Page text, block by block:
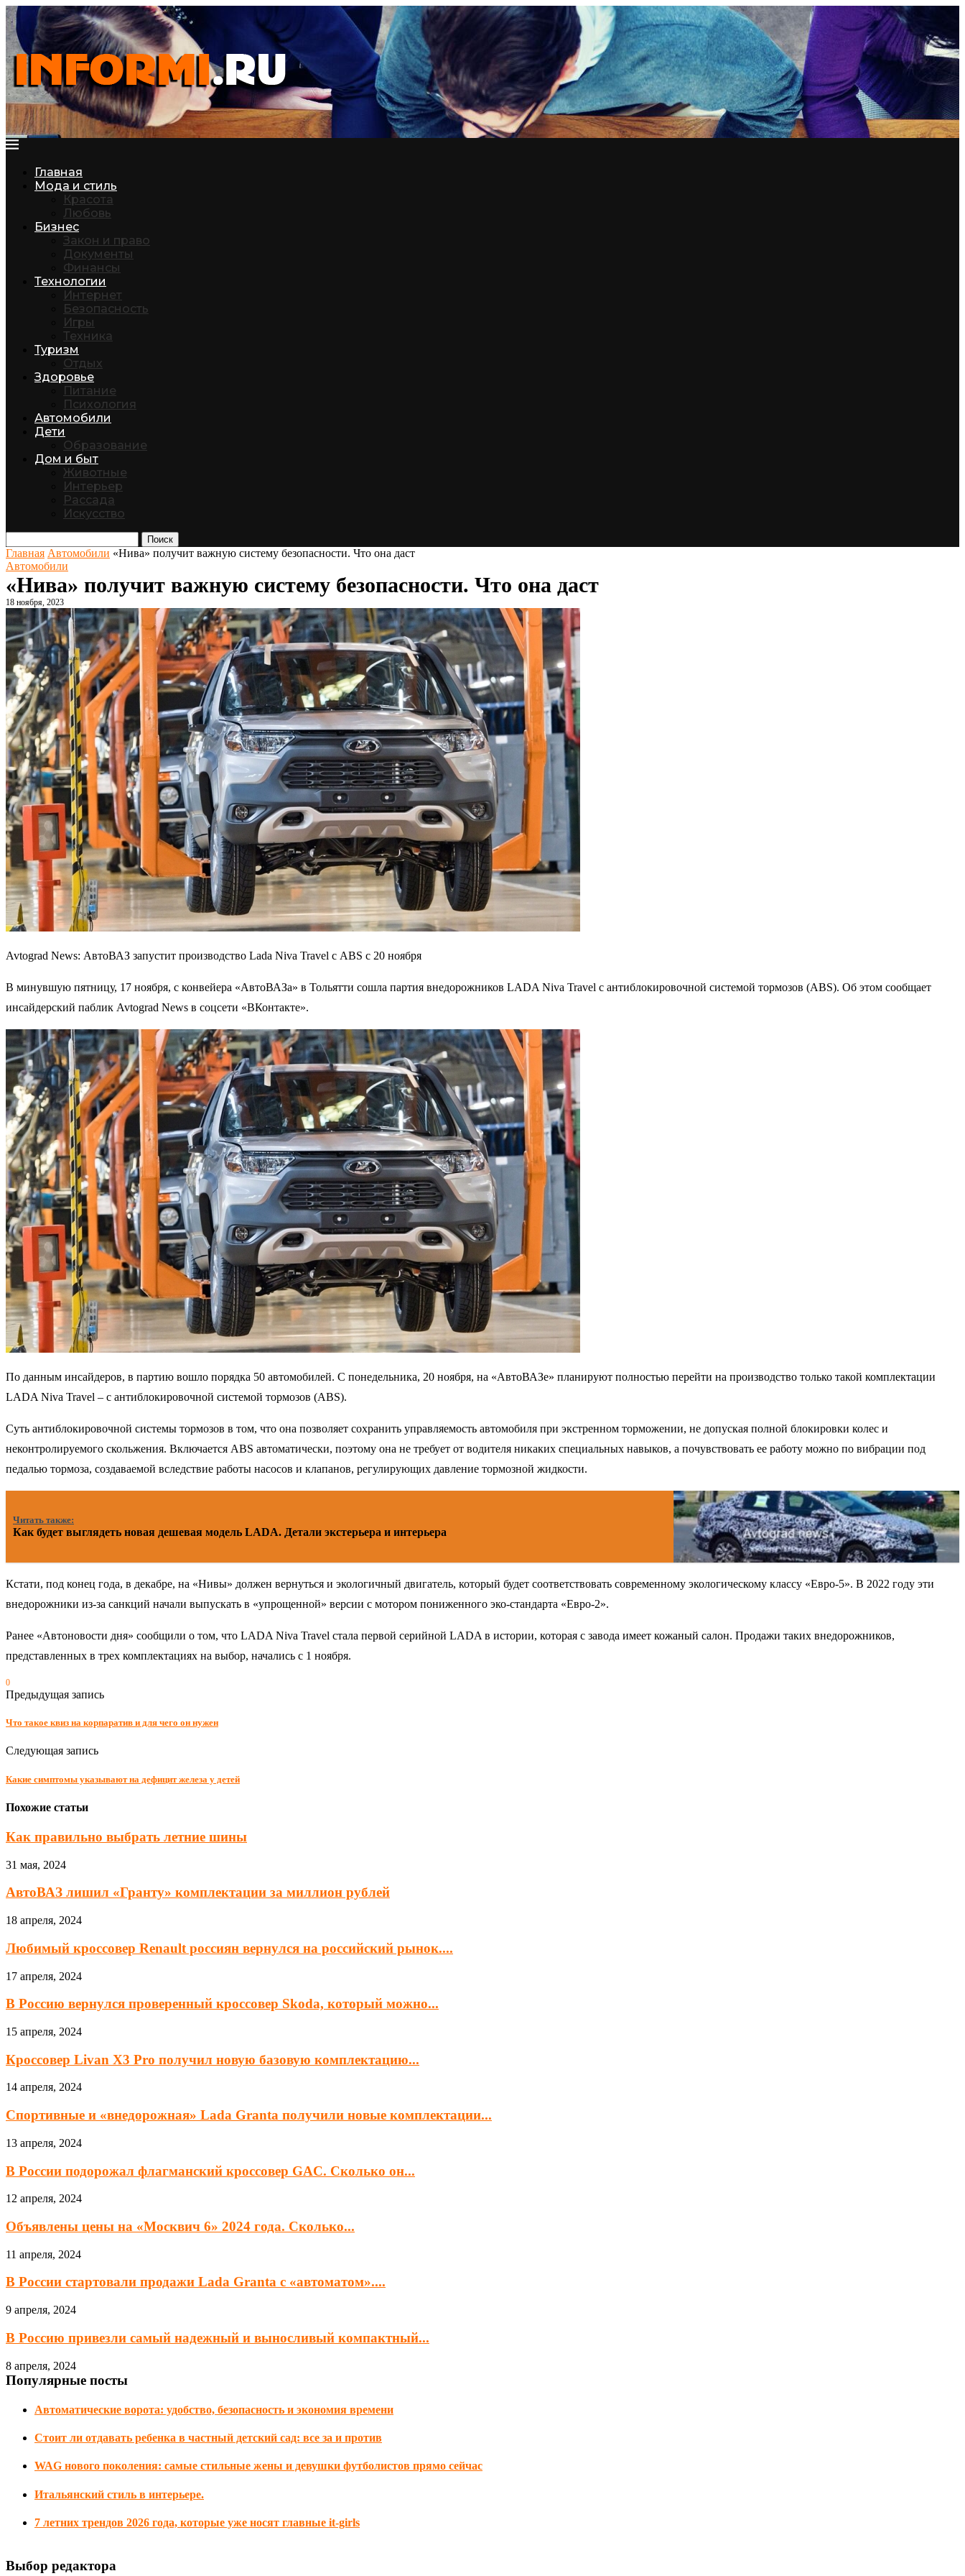
Главная
Мода и стиль
Красота
Любовь
Бизнес
Закон и право
Документы
Финансы
Технологии
Интернет
Безопасность
Игры
Техника
Туризм
Отдых
Здоровье
Питание
Психология
Автомобили
Дети
Образование
Дом и быт
Животные
Интерьер
Рассада
Искусство
Поиск
Главная Автомобили «Нива» получит важную систему безопасности. Что она даст
Автомобили
«Нива» получит важную систему безопасности. Что она даст
18 ноября, 2023
Avtograd News: АвтоВАЗ запустит производство Lada Niva Travel с ABS с 20 ноября
В минувшую пятницу, 17 ноября, с конвейера «АвтоВАЗа» в Тольятти сошла партия внедорожников LADA Niva Travel с антиблокировочной системой тормозов (ABS). Об этом сообщает
инсайдерский паблик Avtograd News в соцсети «ВКонтакте».
По данным инсайдеров, в партию вошло порядка 50 автомобилей. С понедельника, 20 ноября, на «АвтоВАЗе» планируют полностью перейти на производство только такой комплектации
LADA Niva Travel – с антиблокировочной системой тормозов (ABS).
Суть антиблокировочной системы тормозов в том, что она позволяет сохранить управляемость автомобиля при экстренном торможении, не допуская полной блокировки колес и
неконтролируемого скольжения. Включается ABS автоматически, поэтому она не требует от водителя никаких специальных навыков, а почувствовать ее работу можно по вибрации под
педалью тормоза, создаваемой вследствие работы насосов и клапанов, регулирующих давление тормозной жидкости.
Читать также:
Как будет выглядеть новая дешевая модель LADA. Детали экстерьера и интерьера
Кстати, под конец года, в декабре, на «Нивы» должен вернуться и экологичный двигатель, который будет соответствовать современному экологическому классу «Евро-5». В 2022 году эти
внедорожники из-за санкций начали выпускать в «упрощенной» версии с мотором пониженного эко-стандарта «Евро-2».
Ранее «Автоновости дня» сообщили о том, что LADA Niva Travel стала первой серийной LADA в истории, которая с завода имеет кожаный салон. Продажи таких внедорожников,
представленных в трех комплектациях на выбор, начались с 1 ноября.
0
Предыдущая запись
Что такое квиз на корпаратив и для чего он нужен
Следующая запись
Какие симптомы указывают на дефицит железа у детей
Похожие статьи
Как правильно выбрать летние шины
31 мая, 2024
АвтоВАЗ лишил «Гранту» комплектации за миллион рублей
18 апреля, 2024
Любимый кроссовер Renault россиян вернулся на российский рынок....
17 апреля, 2024
В Россию вернулся проверенный кроссовер Skoda, который можно...
15 апреля, 2024
Кроссовер Livan X3 Pro получил новую базовую комплектацию...
14 апреля, 2024
Спортивные и «внедорожная» Lada Granta получили новые комплектации...
13 апреля, 2024
В России подорожал флагманский кроссовер GAC. Сколько он...
12 апреля, 2024
Объявлены цены на «Москвич 6» 2024 года. Сколько...
11 апреля, 2024
В России стартовали продажи Lada Granta с «автоматом»....
9 апреля, 2024
В Россию привезли самый надежный и выносливый компактный...
8 апреля, 2024
Популярные посты
Автоматические ворота: удобство, безопасность и экономия времени
Стоит ли отдавать ребенка в частный детский сад: все за и против
WAG нового поколения: самые стильные жены и девушки футболистов прямо сейчас
Итальянский стиль в интерьере.
7 летних трендов 2026 года, которые уже носят главные it-girls
Выбор редактора